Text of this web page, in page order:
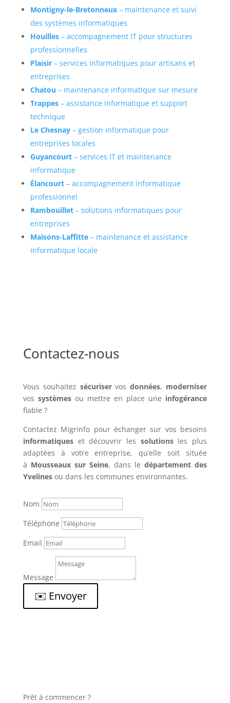
Montigny-le-Bretonneux– maintenance et suivi
des systèmes informatiques
Houilles – accompagnement IT pour structures
professionnelles
Plaisir– services informatiques pour artisans et
entreprises
Chatou – maintenance informatique sur mesure
Trappes– assistance informatique et support
technique
Le Chesnay– gestion informatique pour
entreprises locales
Guyancourt– services IT et maintenance
informatique
Élancourt– accompagnement informatique
professionnel
Rambouillet– solutions informatiques pour
entreprises
Maisons-Laffitte– maintenance et assistance
informatique locale
Contactez-nous
Vous souhaitez sécuriservosdonnées, moderniser
vos systèmesou mettre en place une infogérance
fiable ?
Contactez Migrinfo pour échanger sur vos besoins
informatiqueset découvrir les solutionsles plus
adaptées à votre entreprise, qu’elle soit située
à Mousseaux sur Seine, dans ledépartement des
Yvelinesou dans les communes environnantes.
Nom
Téléphone
Email
Message
✉️ Envoyer
Prêt à commencer ?